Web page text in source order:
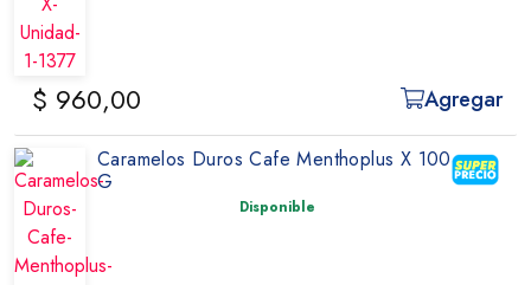
$ 960,00 Agregar
Caramelos Duros Cafe Menthoplus X 100
G
Disponible